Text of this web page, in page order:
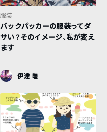
服装
バックパッカーの服装ってダ
サい？そのイメージ、私が変え
ます
伊達 瞳